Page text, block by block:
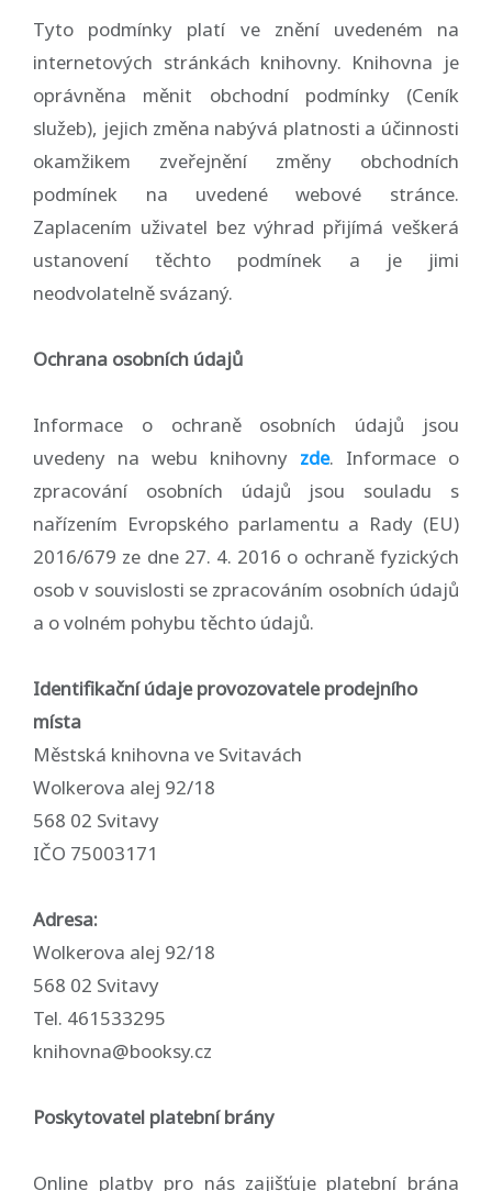
Tyto podmínky platí ve znění uvedeném na
internetových stránkách knihovny. Knihovna je
oprávněna měnit obchodní podmínky (Ceník
služeb), jejich změna nabývá platnosti a účinnosti
okamžikem zveřejnění změny obchodních
podmínek na uvedené webové stránce.
Zaplacením uživatel bez výhrad přijímá veškerá
ustanovení těchto podmínek a je jimi
neodvolatelně svázaný.
Ochrana osobních údajů
Informace o ochraně osobních údajů jsou
uvedeny na webu knihovny zde. Informace o
zpracování osobních údajů jsou souladu s
nařízením Evropského parlamentu a Rady (EU)
2016/679 ze dne 27. 4. 2016 o ochraně fyzických
osob v souvislosti se zpracováním osobních údajů
a o volném pohybu těchto údajů.
Identifikační údaje provozovatele prodejního
místa
Městská knihovna ve Svitavách
Wolkerova alej 92/18
568 02 Svitavy
IČO 75003171
Adresa:
Wolkerova alej 92/18
568 02 Svitavy
Tel. 461533295
knihovna@booksy.cz
Poskytovatel platební brány
Online platby pro nás zajišťuje platební brána